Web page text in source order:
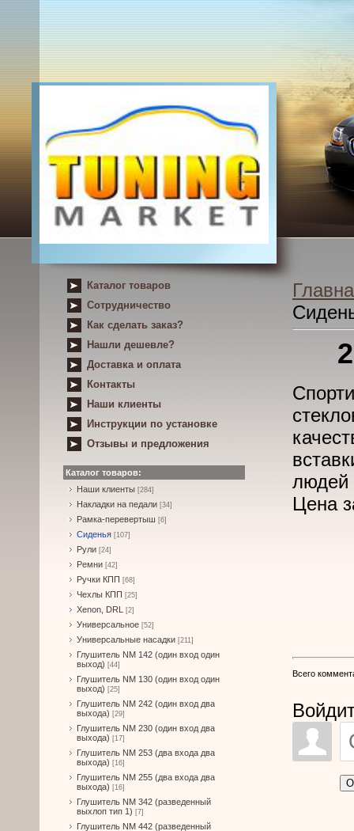
Каталог товаров
Сотрудничество
Как сделать заказ?
Нашли дешевле?
Доставка и оплата
Контакты
Наши клиенты
Инструкции по установке
Отзывы и предложения
Каталог товаров:
Наши клиенты [284]
Накладки на педали [34]
Рамка-перевертыш [6]
Сиденья [107]
Рули [24]
Ремни [42]
Ручки КПП [68]
Чехлы КПП [25]
Xenon, DRL [2]
Универсальное [52]
Универсальные насадки [211]
Глушитель NM 142 (один вход один
выход) [44]
Глушитель NM 130 (один вход один
выход) [25]
Глушитель NM 242 (один вход два
выхода) [29]
Глушитель NM 230 (один вход два
выхода) [17]
Глушитель NM 253 (два входа два
выхода) [16]
Глушитель NM 255 (два входа два
выхода) [16]
Глушитель NM 342 (разведенный
выхлоп тип 1) [7]
Глушитель NM 442 (разведенный
людей
Цена
Всего